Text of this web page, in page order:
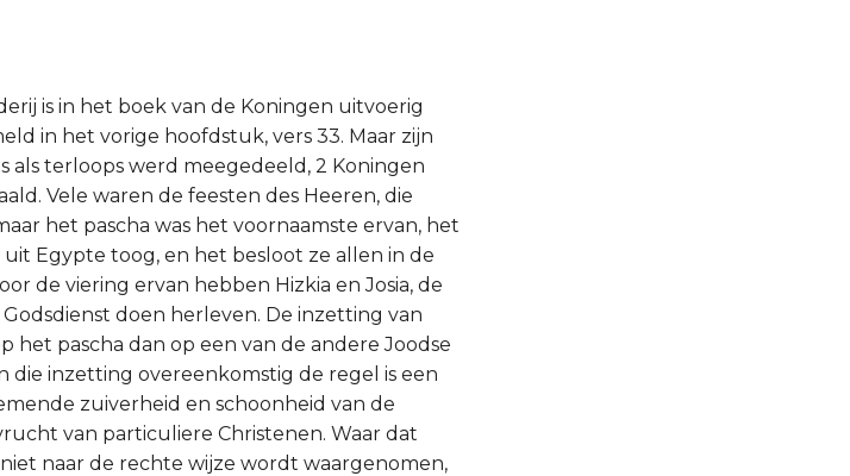
is in het boek van de Koningen uitvoerig
in het vorige hoofdstuk, vers 33. Maar zijn
als terloops werd meegedeeld, 2 Koningen
Vele waren de feesten des Heeren, die
het pascha was het voornaamste ervan, het
Egypte toog, en het besloot ze allen in de
de viering ervan hebben Hizkia en Josia, de
doen herleven. De inzetting van
het pascha dan op een van de andere Joodse
die inzetting overeenkomstig de regel is een
zuiverheid en schoonheid van de
van particuliere Christenen. Waar dat
naar de rechte wijze wordt waargenomen,